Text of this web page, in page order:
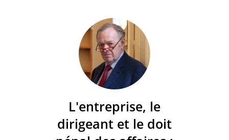
L'entreprise, le
dirigeant et le doit